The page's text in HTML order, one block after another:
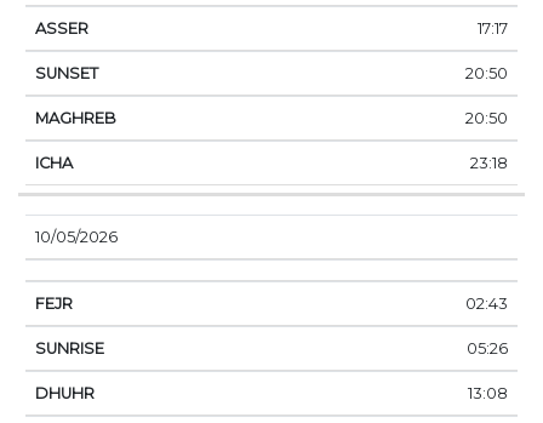
17:17
20:50
20:50
23:18
10/05/2026
02:43
05:26
13:08